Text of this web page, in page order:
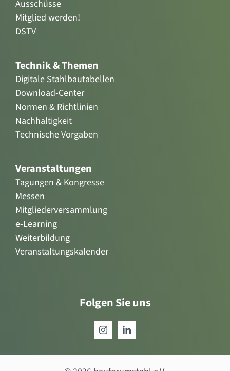
Ausschüsse
Mitglied werden!
DSTV
Technik & Themen
Digitale Stahlbautabellen
Download-Center
Normen & Richtlinien
Nachhaltigkeit
Technische Vorgaben
Veranstaltungen
Tagungen & Kongresse
Messen
Mitgliederversammlung
e-Learning
Weiterbildung
Veranstaltungskalender
Folgen Sie uns